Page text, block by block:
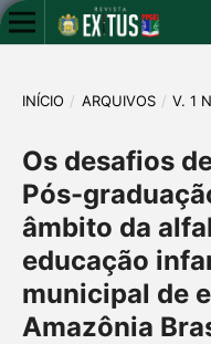
INÍCIO / ARQUIVOS / V. 1
Os desafios
Pós-
âmbito da
educação
municipal de
Amazônia